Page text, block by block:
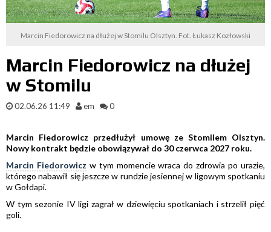
Marcin Fiedorowicz na dłużej w Stomilu Olsztyn. Fot. Łukasz Kozłowski
Marcin Fiedorowicz na dłużej
w Stomilu
02.06.26 11:49 em 0
Marcin Fiedorowicz przedłużył umowę ze Stomilem Olsztyn.
Nowy kontrakt będzie obowiązywał do 30 czerwca 2027 roku.
Marcin Fiedorowicz w tym momencie wraca do zdrowia po urazie,
którego nabawił się jeszcze w rundzie jesiennej w ligowym spotkaniu
w Gołdapi.
W tym sezonie IV ligi zagrał w dziewięciu spotkaniach i strzelił pięć
goli.